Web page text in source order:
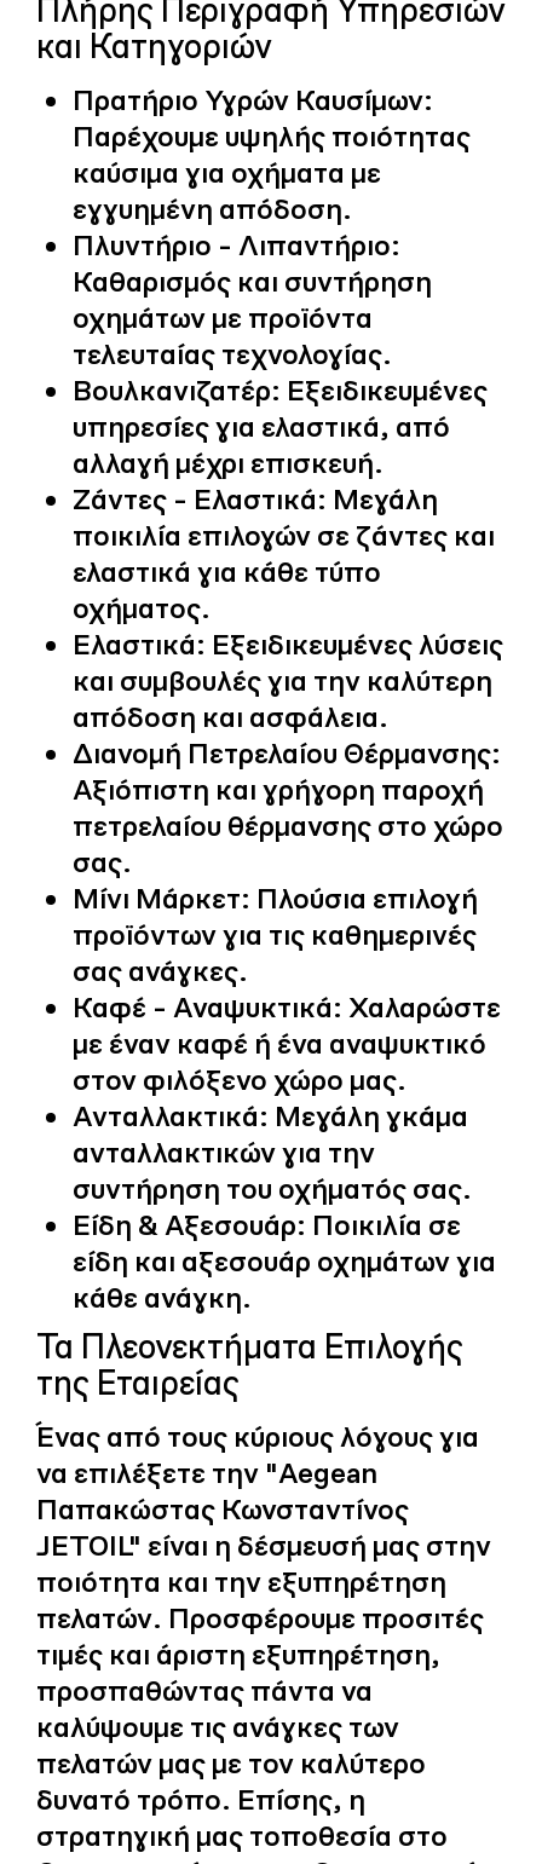
Πλήρης Περιγραφή Υπηρεσιών
και Κατηγοριών
Πρατήριο Υγρών Καυσίμων:
Παρέχουμε υψηλής ποιότητας
καύσιμα για οχήματα με
εγγυημένη απόδοση.
Πλυντήριο - Λιπαντήριο:
Καθαρισμός και συντήρηση
οχημάτων με προϊόντα
τελευταίας τεχνολογίας.
Βουλκανιζατέρ: Εξειδικευμένες
υπηρεσίες για ελαστικά, από
αλλαγή μέχρι επισκευή.
Ζάντες - Ελαστικά: Μεγάλη
ποικιλία επιλογών σε ζάντες και
ελαστικά για κάθε τύπο
οχήματος.
Ελαστικά: Εξειδικευμένες λύσεις
και συμβουλές για την καλύτερη
απόδοση και ασφάλεια.
Διανομή Πετρελαίου Θέρμανσης:
Αξιόπιστη και γρήγορη παροχή
πετρελαίου θέρμανσης στο χώρο
σας.
Μίνι Μάρκετ: Πλούσια επιλογή
προϊόντων για τις καθημερινές
σας ανάγκες.
Καφέ - Αναψυκτικά: Χαλαρώστε
με έναν καφέ ή ένα αναψυκτικό
στον φιλόξενο χώρο μας.
Ανταλλακτικά: Μεγάλη γκάμα
ανταλλακτικών για την
συντήρηση του οχήματός σας.
Είδη & Αξεσουάρ: Ποικιλία σε
είδη και αξεσουάρ οχημάτων για
κάθε ανάγκη.
Τα Πλεονεκτήματα Επιλογής
της Εταιρείας
Ένας από τους κύριους λόγους για
να επιλέξετε την "Aegean
Παπακώστας Κωνσταντίνος
JETOIL" είναι η δέσμευσή μας στην
ποιότητα και την εξυπηρέτηση
πελατών. Προσφέρουμε προσιτές
τιμές και άριστη εξυπηρέτηση,
προσπαθώντας πάντα να
καλύψουμε τις ανάγκες των
πελατών μας με τον καλύτερο
δυνατό τρόπο. Επίσης, η
στρατηγική μας τοποθεσία στο